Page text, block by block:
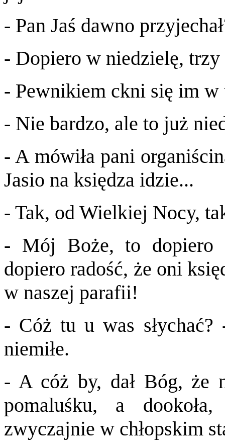
- Pan Jaś dawno
- Dopiero w niedzielę,
- Pewnikiem ckni się im w
- Nie bardzo, ale to już
- A mówiła pani
Jasio na księdza idzie...
- Tak, od Wielkiej Nocy,
- Mój Boże, to dopiero
dopiero radość, że oni
w naszej parafii!
- Cóż tu u was słychać?
niemiłe.
- A cóż by, dał Bóg, że
pomaluśku, a
zwyczajnie w chłopskim